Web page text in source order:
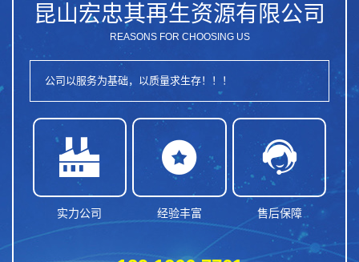
昆山宏忠其再生资源有限公司
REASONS FOR CHOOSING US
公司以服务为基础，以质量求生存！！！

实力公司

经验丰富

售后保障